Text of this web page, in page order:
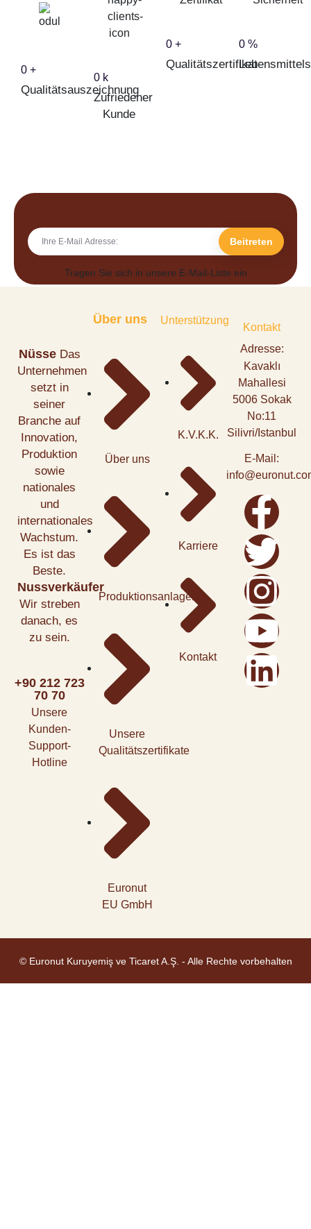
0 +
Qualitätsauszeichnung
0 k
Zufriedener
Kunde
0 +
Qualitätszertifikat
0 %
Tragen Sie sich in unsere E-Mail-Liste ein
Beitreten
NüsseDas
Unternehmen
setzt in
seiner
Branche auf
Innovation,
Produktion
sowie
nationales
und
internationales
Wachstum.
Es ist das
Beste.
Nussverkäufer
Wir streben
danach, es
zu sein.
+90 212 723
70 70
Unsere
Kunden-
Support-
Hotline
Über uns
Über uns
Produktionsanlagen
Unsere
Qualitätszertifikate
Euronut
EU GmbH
Unterstützung
K.V.K.K.
Karriere
Kontakt
Kontakt
Adresse:
Kavaklı
Mahallesi
5006 Sokak
No:11
Silivri/Istanbul
E-Mail:
© Euronut Kuruyemiş ve Ticaret A.Ş. - Alle Rechte vorbehalten